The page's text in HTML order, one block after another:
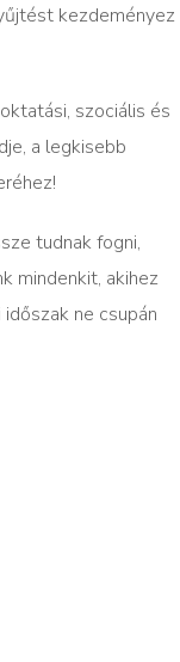
kezdeményez
szociális és
a legkisebb
tudnak fogni,
mindenkit, akihez
ne csupán